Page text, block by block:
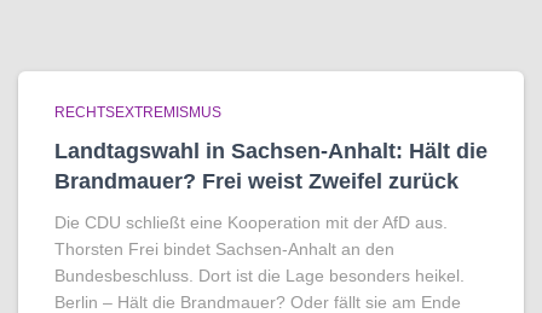
RECHTSEXTREMISMUS
Landtagswahl in Sachsen-Anhalt: Hält die
Brandmauer? Frei weist Zweifel zurück
Die CDU schließt eine Kooperation mit der AfD aus.
Thorsten Frei bindet Sachsen-Anhalt an den
Bundesbeschluss. Dort ist die Lage besonders heikel.
Berlin – Hält die Brandmauer? Oder fällt sie am Ende